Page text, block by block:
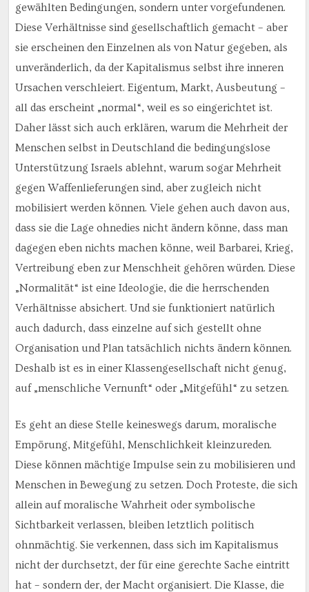
gewählten Bedingungen, sondern unter vorgefundenen.
Diese Verhältnisse sind gesellschaftlich gemacht – aber
sie erscheinen den Einzelnen als von Natur gegeben, als
unveränderlich, da der Kapitalismus selbst ihre inneren
Ursachen verschleiert. Eigentum, Markt, Ausbeutung –
all das erscheint „normal“, weil es so eingerichtet ist.
Daher lässt sich auch erklären, warum die Mehrheit der
Menschen selbst in Deutschland die bedingungslose
Unterstützung Israels ablehnt, warum sogar Mehrheit
gegen Waffenlieferungen sind, aber zugleich nicht
mobilisiert werden können. Viele gehen auch davon aus,
dass sie die Lage ohnedies nicht ändern könne, dass man
dagegen eben nichts machen könne, weil Barbarei, Krieg,
Vertreibung eben zur Menschheit gehören würden. Diese
„Normalität“ ist eine Ideologie, die die herrschenden
Verhältnisse absichert. Und sie funktioniert natürlich
auch dadurch, dass einzelne auf sich gestellt ohne
Organisation und Plan tatsächlich nichts ändern können.
Deshalb ist es in einer Klassengesellschaft nicht genug,
auf „menschliche Vernunft“ oder „Mitgefühl“ zu setzen.
Es geht an diese Stelle keineswegs darum, moralische
Empörung, Mitgefühl, Menschlichkeit kleinzureden.
Diese können mächtige Impulse sein zu mobilisieren und
Menschen in Bewegung zu setzen. Doch Proteste, die sich
allein auf moralische Wahrheit oder symbolische
Sichtbarkeit verlassen, bleiben letztlich politisch
ohnmächtig. Sie verkennen, dass sich im Kapitalismus
nicht der durchsetzt, der für eine gerechte Sache eintritt
hat – sondern der, der Macht organisiert. Die Klasse, die